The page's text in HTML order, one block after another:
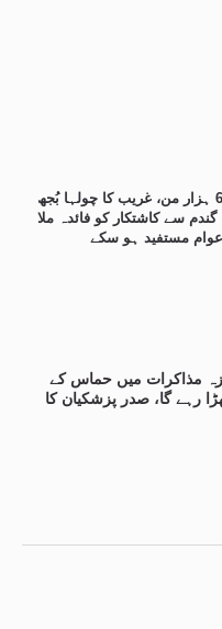
مذاکرات میں حماس کے
رہے گا، صدر پزشکیان کا
آٹا 6 ہزار من، غریب کا چولہا بُجھ
گندم سے کاشتکار کو فائدہ ملا
مستفید ہو سکے